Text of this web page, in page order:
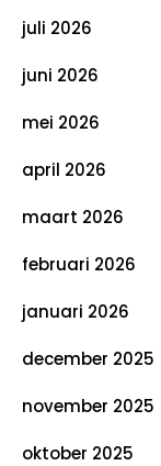
juli 2026
juni 2026
mei 2026
april 2026
maart 2026
februari 2026
januari 2026
december 2025
november 2025
oktober 2025